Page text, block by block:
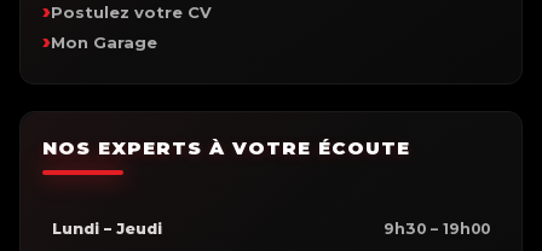
Postulez votre CV
Mon Garage
NOS EXPERTS À VOTRE ÉCOUTE
Lundi – Jeudi 9h30 – 19h00